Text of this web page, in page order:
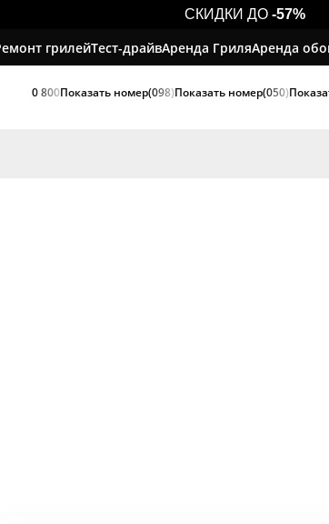
СКИДКИ ДО -57%
грилейТест-драйвАренда ГриляАренда
0 800Показать номер(098)Показать номер(050)